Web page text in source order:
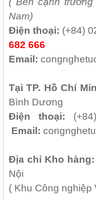
Nam)
Điện thoại: (+84)
682 666
Email:
Tại TP. Hồ Chí
Bình Dương
Điện thoại:
Email:
Địa chỉ Kho hàng:
Nội
( Khu Công